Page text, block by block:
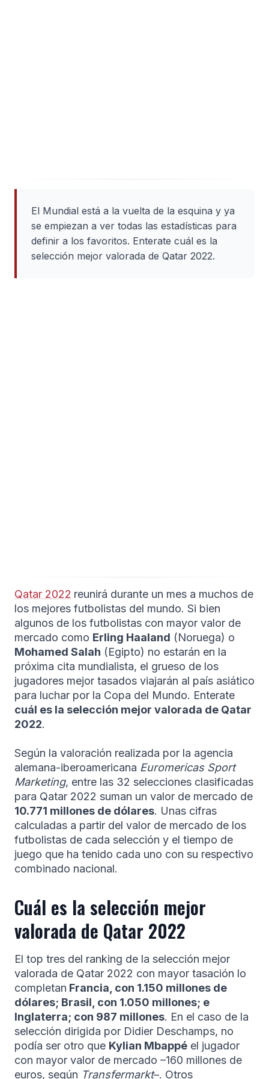
El Mundial está a la vuelta de la esquina y ya
se empiezan a ver todas las estadísticas para
definir a los favoritos. Enterate cuál es la
selección mejor valorada de Qatar 2022.
Qatar 2022 reunirá durante un mes a muchos de
los mejores futbolistas del mundo. Si bien
algunos de los futbolistas con mayor valor de
mercado como Erling Haaland (Noruega) o
Mohamed Salah (Egipto) no estarán en la
próxima cita mundialista, el grueso de los
jugadores mejor tasados viajarán al país asiático
para luchar por la Copa del Mundo. Enterate
cuál es la selección mejor valorada de Qatar
2022.
Según la valoración realizada por la agencia
alemana-iberoamericana Euromericas Sport
Marketing, entre las 32 selecciones clasificadas
para Qatar 2022 suman un valor de mercado de
10.771 millones de dólares. Unas cifras
calculadas a partir del valor de mercado de los
futbolistas de cada selección y el tiempo de
juego que ha tenido cada uno con su respectivo
combinado nacional.
Cuál es la selección mejor
valorada de Qatar 2022
El top tres del ranking de la selección mejor
valorada de Qatar 2022 con mayor tasación lo
completan Francia, con 1.150 millones de
dólares; Brasil, con 1.050 millones; e
Inglaterra; con 987 millones. En el caso de la
selección dirigida por Didier Deschamps, no
podía ser otro que Kylian Mbappé el jugador
con mayor valor de mercado –160 millones de
euros, según Transfermarkt–. Otros